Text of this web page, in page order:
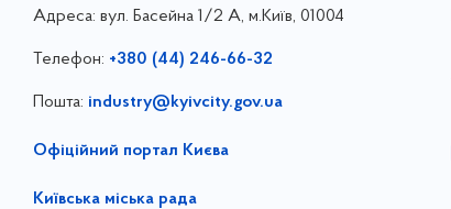
Адреса: вул. Басейна 1/⁠2 А, м.Київ, 01004
Телефон: +380 (44) 246-66-32
Пошта: industry@kyivcity.gov.ua
Офіційний портал Києва
Київська міська рада